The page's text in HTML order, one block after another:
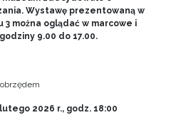
Wystawę prezentowaną w
można oglądać w marcowe i
9.00 do 17.00.
2026 r., godz. 18:00